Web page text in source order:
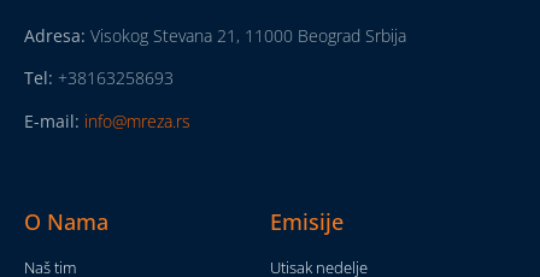
Adresa: Visokog Stevana 21, 11000 Beograd Srbija
Tel: +38163258693
E-mail: info@mreza.rs
O Nama
Naš tim
Emisije
Utisak nedelje